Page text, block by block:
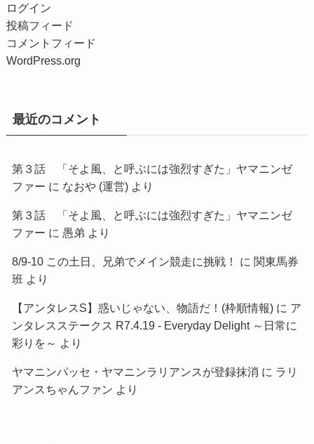
ログイン
投稿フィード
コメントフィード
WordPress.org
最近のコメント
第３話 「そよ風、と呼ぶには強烈すぎた」ヤマニンゼ
ファー に なおや (運営)より
第３話 「そよ風、と呼ぶには強烈すぎた」ヤマニンゼ
ファー に 愚弟 より
8/9-10 この土日、兄弟でメイン競走に挑戦！ に 関東馬券
班 より
【アンタレスS】惑いじゃない、物語だ！(枠順情報)に ア
ンタレスステークス R7.4.19 - Everyday Delight ～日常に
彩りを～ より
ヤマニンパッセ・ヤマニンラリアンスが登録抹消 に ラリ
アンスちゃんファン より